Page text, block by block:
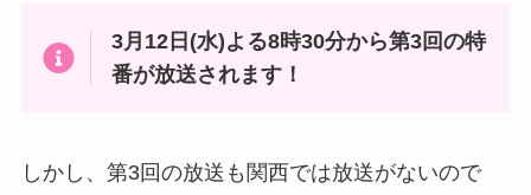
3月12日(水)よる8時30分から第3回の特
番が放送されます！
しかし、第3回の放送も関西では放送がないので